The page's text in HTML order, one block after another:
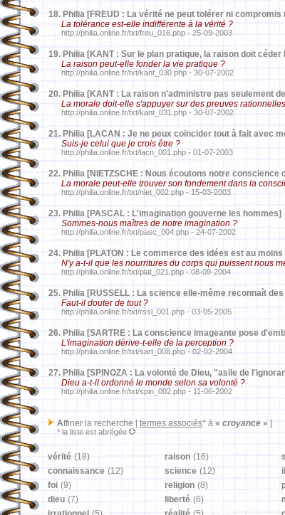
18. Philia [FREUD : La vérité ne peut tolérer ni
La tolérance est-elle indifférente à la vérité ?
http://philia.online.fr/txt/freu_016.php - 25-09-2003
19. Philia [KANT : Sur le plan pratique, la raison doit céder
La raison peut-elle fonder la vie pratique ?
http://philia.online.fr/txt/kant_030.php - 30-07-2002
20. Philia [KANT : La raison n'administre pas seulement
La morale doit-elle s'appuyer sur des preuves
http://philia.online.fr/txt/kant_031.php - 30-07-2002
21. Philia [LACAN : Je ne peux coïncider tout à fait avec
Suis-je celui que je crois être ?
http://philia.online.fr/txt/lacn_001.php - 01-07-2003
22. Philia [NIETZSCHE : Nous écoutons notre conscience
La morale peut-elle trouver son fondement dans la
http://philia.online.fr/txt/niet_002.php - 15-03-2003
23. Philia [PASCAL : L'imagination gouverne les hommes]
Sommes-nous maîtres de notre imagination ?
http://philia.online.fr/txt/pasc_004.php - 24-07-2002
24. Philia [PLATON : Le commerce des idées est au
N'y a-t-il que les nourritures du corps qui puissent nous
http://philia.online.fr/txt/plat_021.php - 08-09-2004
25. Philia [RUSSELL : La science elle-même reconnaît
Faut-il douter de tout ?
http://philia.online.fr/txt/rssl_001.php - 03-05-2005
26. Philia [SARTRE : La conscience imageante pose
L'imagination dérive-t-elle de la perception ?
http://philia.online.fr/txt/sart_008.php - 02-02-2004
27. Philia [SPINOZA : La volonté de Dieu, "asile de
Dieu a-t-il ordonné le monde selon sa volonté ?
http://philia.online.fr/txt/spin_002.php - 11-06-2002
Affiner la recherche [ termes associés* à « croyance »]
* la liste est abrégée
vérité (18) raison (16)
connaissance (12) science (12)
foi (9) religion (8)
dieu (7) liberté (6)